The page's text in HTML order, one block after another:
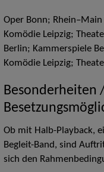
Oper Bonn;
Komödie Leipzig;
Berlin; Kammerspiele
Komödie Leipzig;
Besonderheiten
Ob mit Halb-Playback,
Begleit-Band, sind
sich den